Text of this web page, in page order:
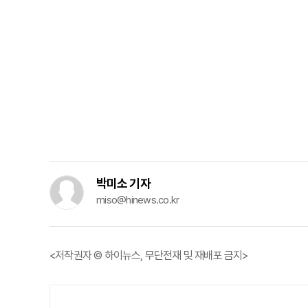
박미소 기자
miso@hinews.co.kr
<저작권자 © 하이뉴스, 무단전재 및 재배포 금지>